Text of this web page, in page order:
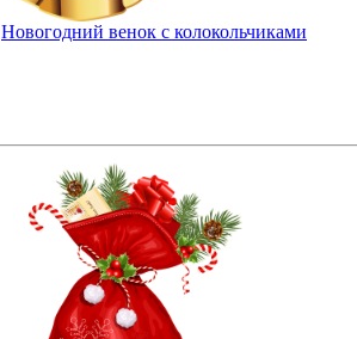
Новогодний венок с колокольчиками